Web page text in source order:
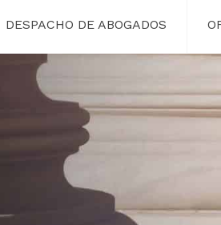
DESPACHO DE ABOGADOS